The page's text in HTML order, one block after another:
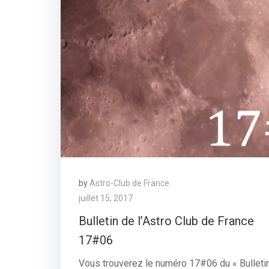
by Astro-Club de France
juillet 15, 2017
Bulletin de l’Astro Club de France
17#06
Vous trouverez le numéro 17#06 du «